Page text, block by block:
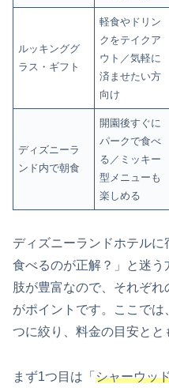
ルッキンググ
ラス・ギフト
軽食やドリン
クをテイクア
ウト／気軽に
済ませたい方
向け
ディズニーラ
ンド内で朝食
開園後すぐに
パークで食べ
る／ミッキー
型メニューも
楽しめる
ディズニーランドホテル
食べるのが正解？」と迷
肢が豊富なので、それぞ
がポイントです。ここで
つに絞り、料金の目安とと
まず1つ目は「 シャーウッ